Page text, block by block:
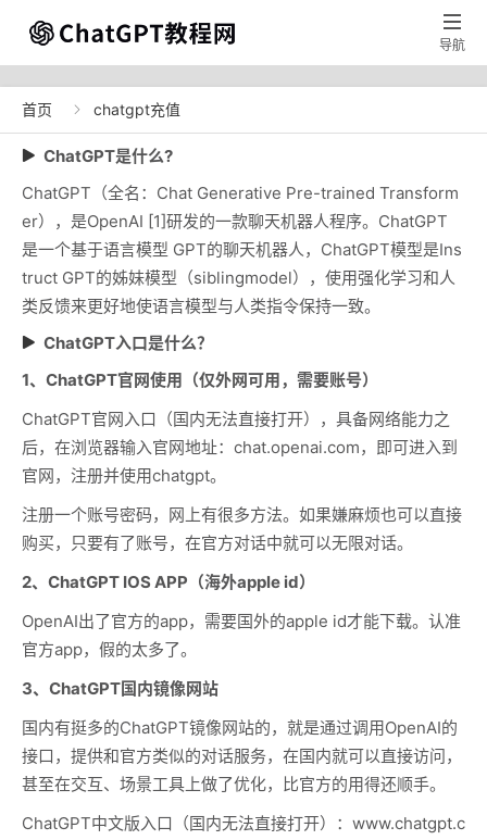

导航
首页  chatgpt充值
ChatGPT是什么?
ChatGPT（全名：Chat Generative Pre-trained Transform
er），是OpenAI [1]研发的一款聊天机器人程序。ChatGPT
是一个基于语言模型 GPT的聊天机器人，ChatGPT模型是Ins
truct GPT的姊妹模型（siblingmodel），使用强化学习和人
类反馈来更好地使语言模型与人类指令保持一致。
ChatGPT入口是什么？
1、ChatGPT官网使用（仅外网可用，需要账号）
ChatGPT官网入口（国内无法直接打开），具备网络能力之
后，在浏览器输入官网地址：chat.openai.com，即可进入到
官网，注册并使用chatgpt。
注册一个账号密码，网上有很多方法。如果嫌麻烦也可以直接
购买，只要有了账号，在官方对话中就可以无限对话。
2、ChatGPT IOS APP（海外apple id）
OpenAI出了官方的app，需要国外的apple id才能下载。认准
官方app，假的太多了。
3、ChatGPT国内镜像网站
国内有挺多的ChatGPT镜像网站的，就是通过调用OpenAI的
接口，提供和官方类似的对话服务，在国内就可以直接访问，
甚至在交互、场景工具上做了优化，比官方的用得还顺手。
ChatGPT中文版入口（国内无法直接打开）：www.chatgpt.c